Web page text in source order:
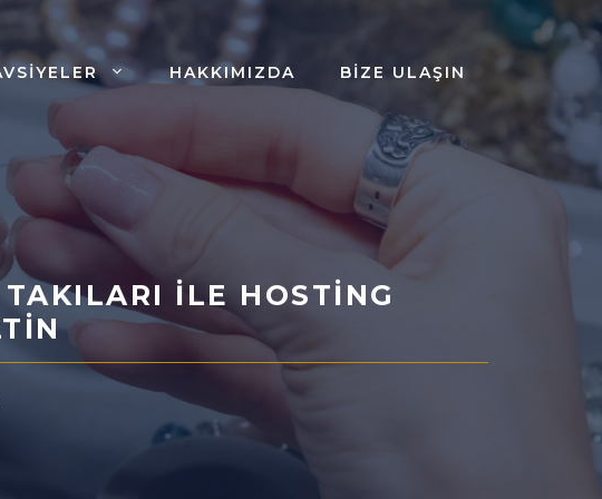
HAKKIMIZDA BIZE ULAŞIN
ILE HOSTING